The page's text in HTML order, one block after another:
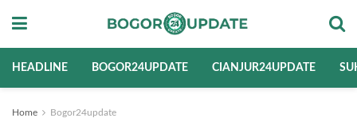
HEADLINE BOGOR24UPDATE CIANJUR24UPDATE
Home Bogor24update